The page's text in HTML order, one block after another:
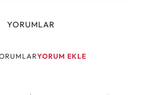
YORUMLAR
YORUM EKLE